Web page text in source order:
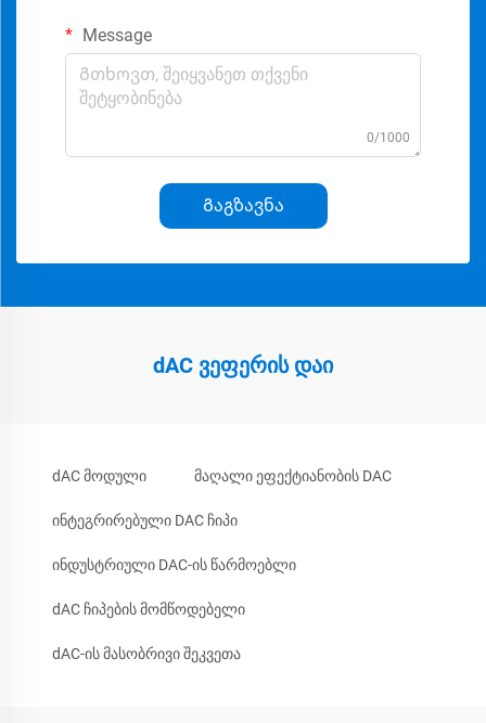
Message
0/1000
Გაგზავნა
dAC ვეფერის დაი
dAC მოდული მაღალი ეფექტიანობის DAC
ინტეგრირებული DAC ჩიპი
ინდუსტრიული DAC-ის წარმოებლი
dAC ჩიპების მომწოდებელი
dAC-ის მასობრივი შეკვეთა